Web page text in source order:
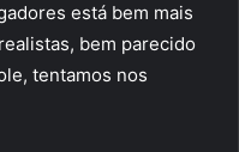
está bem mais
bem parecido
tentamos nos